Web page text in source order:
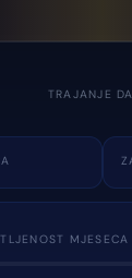
TRAJANJE
MJESECA